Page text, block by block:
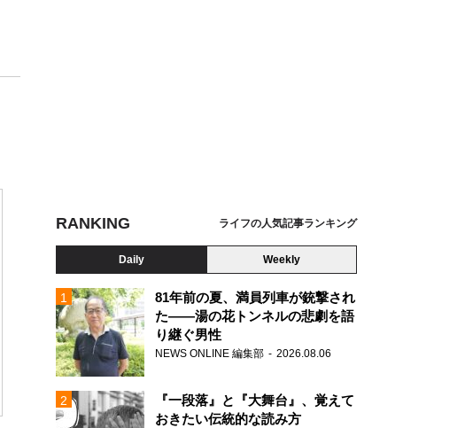
RANKING ライフの人気記事ランキング
Daily Weekly
81年前の夏、満員列車が銃撃され
た――湯の花トンネルの悲劇を語
り継ぐ男性
NEWS ONLINE 編集部 2026.08.06
『一段落』と『大舞台』、覚えて
おきたい伝統的な読み方